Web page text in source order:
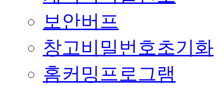
보안버프
창고비밀번호초기화
홈커밍프로그램